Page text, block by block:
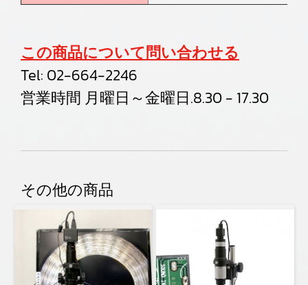
この商品について問い合わせる
Tel: 02-664-2246
営業時間 月曜日～金曜日.8.30 - 17.30
その他の商品